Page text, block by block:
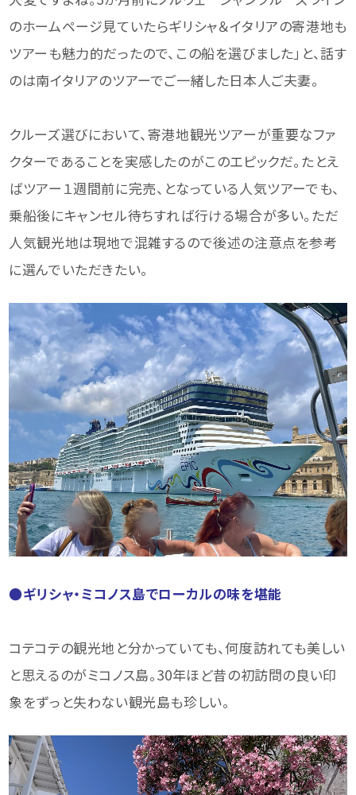
のホームページ見ていたらギリシャ＆イタリアの寄港地も
ツアーも魅力的だったので、この船を選びました」と、話す
のは南イタリアのツアーでご一緒した日本人ご夫妻。
クルーズ選びにおいて、寄港地観光ツアーが重要なファ
クターであることを実感したのがこのエピックだ。たとえ
ばツアー１週間前に完売、となっている人気ツアーでも、
乗船後にキャンセル待ちすれば行ける場合が多い。ただ
人気観光地は現地で混雑するので後述の注意点を参考
に選んでいただきたい。
●ギリシャ・ミコノス島でローカルの味を堪能
コテコテの観光地と分かっていても、何度訪れても美しい
と思えるのがミコノス島。30年ほど昔の初訪問の良い印
象をずっと失わない観光島も珍しい。